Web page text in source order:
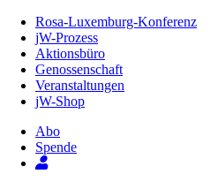
Inhalt
Seite
Rosa-Luxemburg-Konferenz
jW-Prozess
Aktionsbüro
Genossenschaft
Veranstaltungen
jW-Shop
Abo
Spende